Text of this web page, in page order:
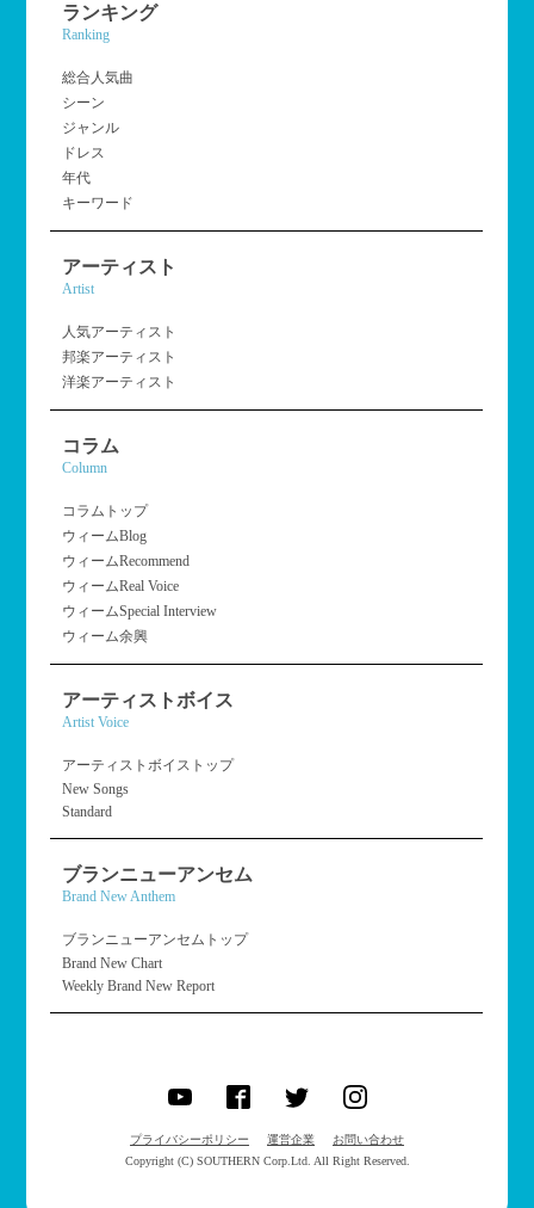
ランキング
Ranking
総合人気曲
シーン
ジャンル
ドレス
年代
キーワード
アーティスト
Artist
人気アーティスト
邦楽アーティスト
洋楽アーティスト
コラム
Column
コラムトップ
ウィームBlog
ウィームRecommend
ウィームReal Voice
ウィームSpecial Interview
ウィーム余興
アーティストボイス
Artist Voice
アーティストボイストップ
New Songs
Standard
ブランニューアンセム
Brand New Anthem
ブランニューアンセムトップ
Brand New Chart
Weekly Brand New Report
プライバシーポリシー 運営企業
お問い合わせ
Copyright (C) SOUTHERN Corp.Ltd. All Right Reserved.